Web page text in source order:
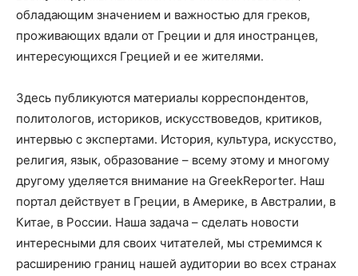
обладающим значением и важностью для греков,
проживающих вдали от Греции и для иностранцев,
интересующихся Грецией и ее жителями.
Здесь публикуются материалы корреспондентов,
политологов, историков, искусствоведов, критиков,
интервью с экспертами. История, культура, искусство,
религия, язык, образование – всему этому и многому
другому уделяется внимание на GreekReporter. Наш
портал действует в Греции, в Америке, в Австралии, в
Китае, в России. Наша задача – сделать новости
интересными для своих читателей, мы стремимся к
расширению границ нашей аудитории во всех странах